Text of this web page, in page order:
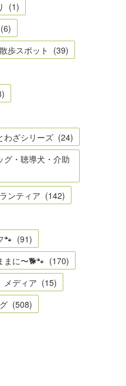
(1)
(6)
歩スポット (39)
)
わざシリーズ (24)
グ・聴導犬・介助
ンティア (142)
🐾 (91)
まに〜🐕🐾 (170)
メディア (15)
(508)